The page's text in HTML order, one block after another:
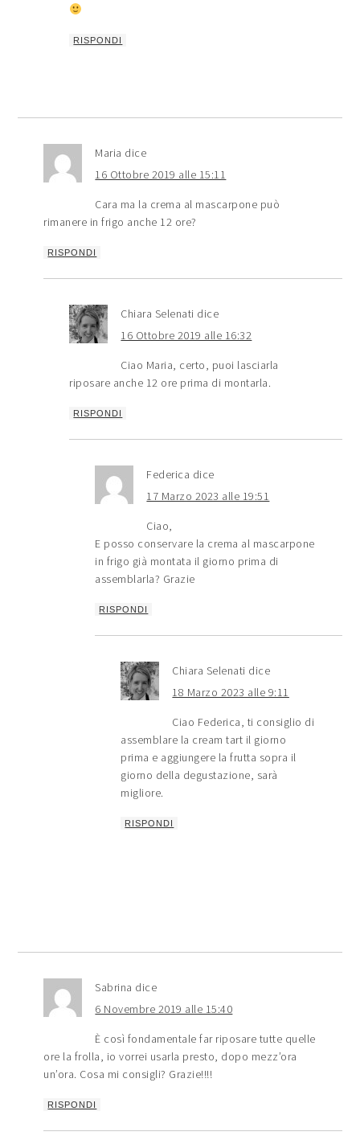
RISPONDI
Maria dice
16 Ottobre 2019 alle 15:11
Cara ma la crema al mascarpone può
rimanere in frigo anche 12 ore?
RISPONDI
Chiara Selenati dice
16 Ottobre 2019 alle 16:32
Ciao Maria, certo, puoi lasciarla
riposare anche 12 ore prima di montarla.
RISPONDI
Federica dice
17 Marzo 2023 alle 19:51
Ciao,
E posso conservare la crema al mascarpone
in frigo già montata il giorno prima di
assemblarla? Grazie
RISPONDI
Chiara Selenati dice
18 Marzo 2023 alle 9:11
Ciao Federica, ti consiglio di
assemblare la cream tart il giorno
prima e aggiungere la frutta sopra il
giorno della degustazione, sarà
migliore.
RISPONDI
Sabrina dice
6 Novembre 2019 alle 15:40
È così fondamentale far riposare tutte quelle
ore la frolla, io vorrei usarla presto, dopo mezz’ora
un’ora. Cosa mi consigli? Grazie!!!!
RISPONDI